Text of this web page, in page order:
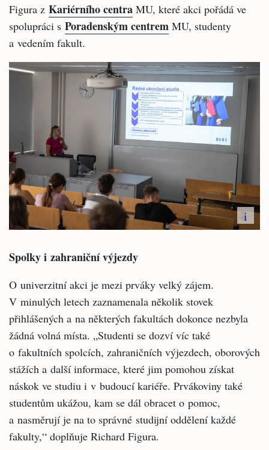
Figura z Kariérního centra MU, které akci pořádá ve
spolupráci s Poradenským centrem MU, studenty
a vedením fakult.
i
Spolky i zahraniční výjezdy
O univerzitní akci je mezi prváky velký zájem.
V minulých letech zaznamenala několik stovek
přihlášených a na některých fakultách dokonce nezbyla
žádná volná místa. „Studenti se dozví víc také
o fakultních spolcích, zahraničních výjezdech, oborových
stážích a další informace, které jim pomohou získat
náskok ve studiu i v budoucí kariéře. Prvákoviny také
studentům ukážou, kam se dál obracet o pomoc,
a nasměrují je na to správné studijní oddělení každé
fakulty,“ doplňuje Richard Figura.